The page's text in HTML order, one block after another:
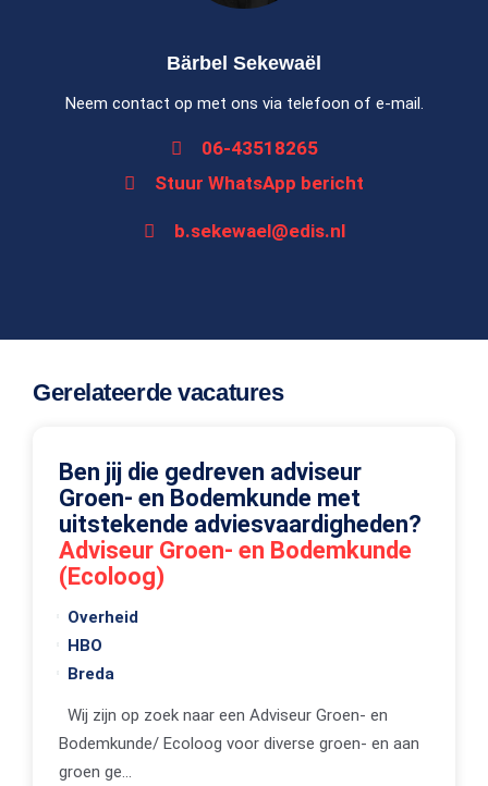
Gerelateerde vacatures
Ben jij die gedreven adviseur
Groen- en Bodemkunde met
uitstekende adviesvaardigheden?
Adviseur Groen- en Bodemkunde
(Ecoloog)
Overheid
HBO
Breda
Wij zijn op zoek naar een Adviseur Groen- en
Bodemkunde/ Ecoloog voor diverse groen- en aan
groen ge...
Bärbel Sekewaël
Neem contact op met ons via telefoon of e-mail.
06-43518265
Stuur WhatsApp bericht
b.sekewael@edis.nl